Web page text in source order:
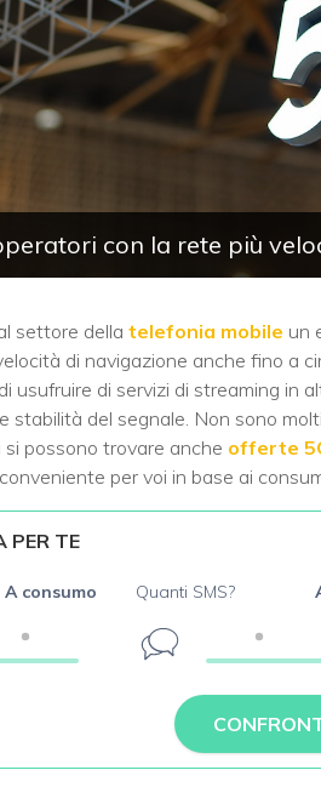
con la rete più
settore della telefonia mobile un
di navigazione anche fino a
usufruire di servizi di streaming in
stabilità del segnale. Non sono
possono trovare anche offerte
per voi in base ai
PER TE
A consumo Quanti SMS?